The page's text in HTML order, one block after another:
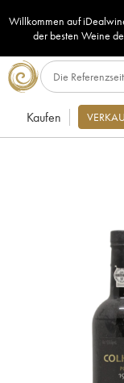
Willkommen auf
der besten Weine
Kaufen